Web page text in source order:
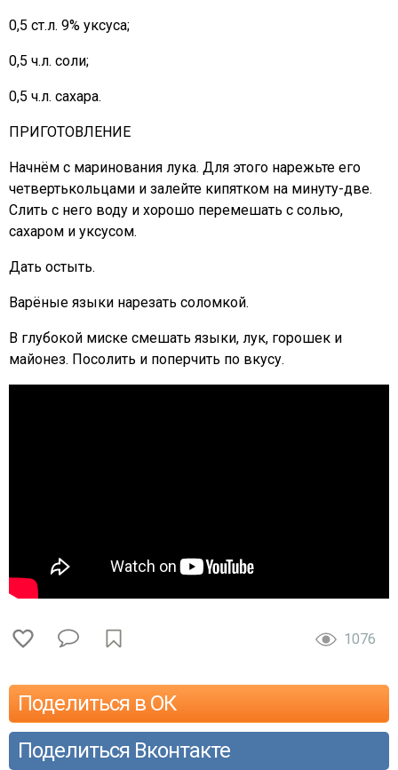
0,5 ст.л. 9% уксуса;
0,5 ч.л. соли;
0,5 ч.л. сахара.
ПРИГОТОВЛЕНИЕ
Начнём с маринования лука. Для этого нарежьте его
четвертькольцами и залейте кипятком на минуту-две.
Слить с него воду и хорошо перемешать с солью,
сахаром и уксусом.
Дать остыть.
Варёные языки нарезать соломкой.
В глубокой миске смешать языки, лук, горошек и
майонез. Посолить и поперчить по вкусу.
1076
Поделиться в ОК
Поделиться Вконтакте